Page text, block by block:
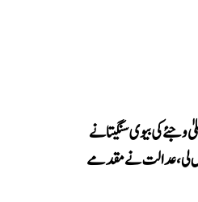
وجئے کی بیوی سنگیتا نے
لی، عدالت نے مقدمے